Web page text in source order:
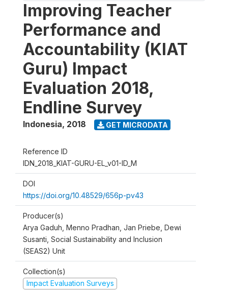
Improving Teacher
Performance and
Accountability (KIAT
Guru) Impact
Evaluation 2018,
Endline Survey
Indonesia, 2018 GET MICRODATA
Reference ID
IDN_2018_KIAT-GURU-EL_v01-ID_M
DOI
https://doi.org/10.48529/656p-pv43
Producer(s)
Arya Gaduh, Menno Pradhan, Jan Priebe, Dewi
Susanti, Social Sustainability and Inclusion
(SEAS2) Unit
Collection(s)
Impact Evaluation Surveys